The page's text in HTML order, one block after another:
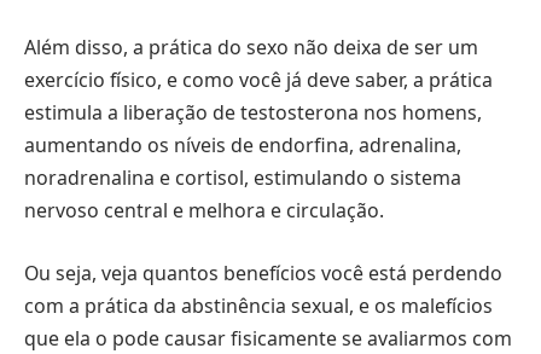
Além disso, a prática do sexo não deixa de ser um
exercício físico, e como você já deve saber, a prática
estimula a liberação de testosterona nos homens,
aumentando os níveis de endorfina, adrenalina,
noradrenalina e cortisol, estimulando o sistema
nervoso central e melhora e circulação.
Ou seja, veja quantos benefícios você está perdendo
com a prática da abstinência sexual, e os malefícios
que ela o pode causar fisicamente se avaliarmos com